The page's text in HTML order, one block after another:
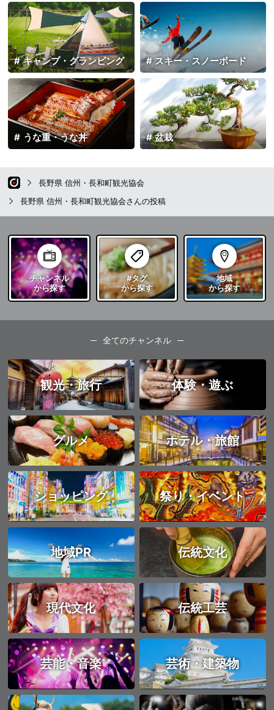
スキー・スノーボード
キャンプ・グランピング
盆栽
うな重・うな丼
長野県 信州・長和町観光協会
長野県 信州・長和町観光協会さんの投稿
チャンネル
から探す
#タグ
から探す
地域
から探す
全てのチャンネル
観光・旅行 体験・遊ぶ
グルメ ホテル・旅館
ショッピング 祭り・イベント
地域PR 伝統文化
現代文化 伝統工芸
芸能・音楽 芸術・建築物